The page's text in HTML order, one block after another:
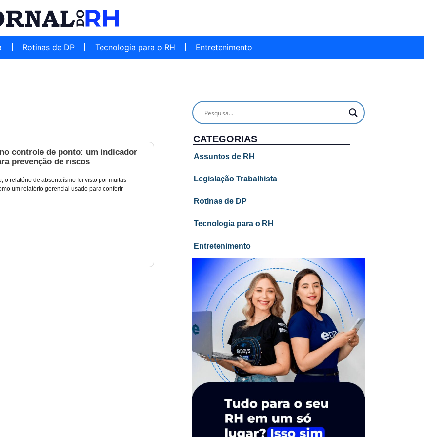
Rotinas de DP Tecnologia para o RH Entretenimento
controle de ponto: um indicador
prevenção de riscos
o relatório de absenteísmo foi visto por muitas
um relatório gerencial usado para conferir
CATEGORIAS
Assuntos de RH
Legislação Trabalhista
Rotinas de DP
Tecnologia para o RH
Entretenimento